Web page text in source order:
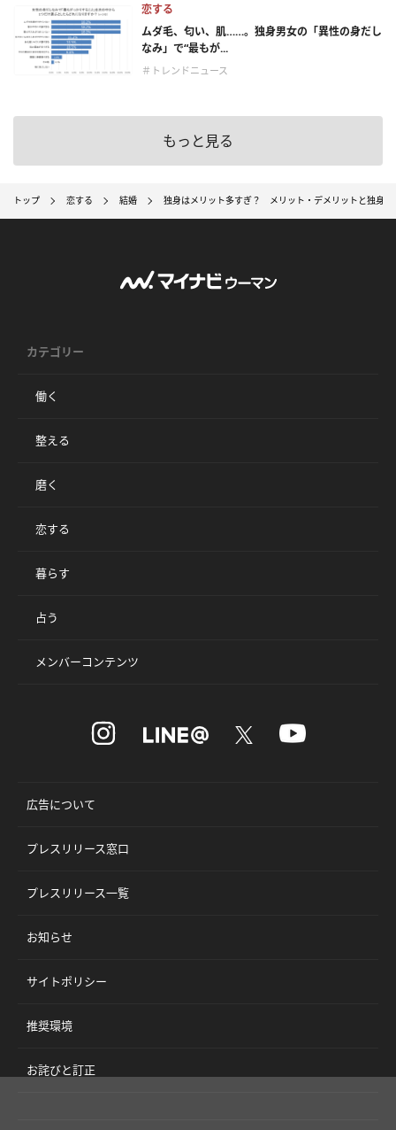
恋する
ムダ毛、匂い、肌……。独身男女の「異性の身だし
なみ」で“最もが...
＃トレンドニュース
もっと見る
トップ 恋する 結婚 独身はメリット多すぎ？ メリット・デメリットと独身を
カテゴリー
働く
整える
磨く
恋する
暮らす
占う
メンバーコンテンツ
広告について
プレスリリース窓口
プレスリリース一覧
お知らせ
サイトポリシー
推奨環境
お詫びと訂正